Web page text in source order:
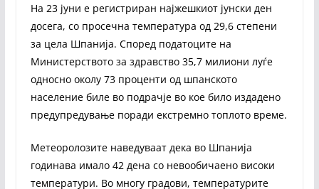
На 23 јуни е регистриран најжешкиот јунски ден
досега, со просечна температура од 29,6 степени
за цела Шпанија. Според податоците на
Министерството за здравство 35,7 милиони луѓе
односно околу 73 проценти од шпанското
население биле во подрачје во кое било издадено
предупредување поради екстремно топлото време.
Метеоролозите наведуваат дека во Шпанија
годинава имало 42 дена со невообичаено високи
температури. Во многу градови, температурите